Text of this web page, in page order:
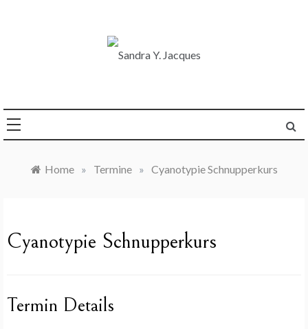
Home » Termine » Cyanotypie Schnupperkurs
Cyanotypie Schnupperkurs
Termin Details